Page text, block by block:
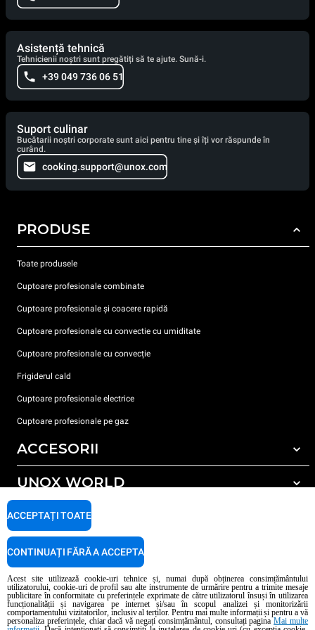
Asistență tehnică
Tehnicienii noștri sunt pregătiți să te ajute. Sună-i.
+39 049 736 06 51
Suport culinar
Bucătarii noștri corporate sunt aici pentru tine și îți vor răspunde în
curând.
cooking.support@unox.com
PRODUSE
Toate produsele
Cuptoare profesionale combinate
Cuptoare profesionale și coacere rapidă
Cuptoare profesionale cu convectie cu umiditate
Cuptoare profesionale cu convecție
Frigiderul cald
Cuptoare profesionale electrice
Cuptoare profesionale pe gaz
ACCESORII
Toate accesoriile
Detergent pentru spălarea automată
Detergent pentru spălarea manuală
Tratarea apei cu filtru de rășină
UNOX WORLD
Sediile noastre în lume
SUPORT
Garanția Unox
Localizator service
AI Content Disclaimer Privacy policy Cookie policy
Acest site utilizează cookie-uri tehnice și, numai după obținerea consimțământului
utilizatorului, cookie-uri de profil sau alte instrumente de urmărire pentru a trimite mesaje
publicitare în conformitate cu preferințele exprimate de către utilizatorul însuși în utilizarea
funcționalității și navigarea pe internet și/sau în scopul analizei și monitorizării
comportamentului vizitatorilor, inclusiv al terților. Pentru mai multe informații și pentru a vă
personaliza preferințele, chiar dacă vă negați consimțământul, consultați paginaMai multe
ACCEPTAȚI TOATE
CONTINUAȚI FĂRĂ A ACCEPTA